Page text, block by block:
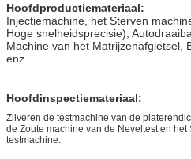
Hoofdproductiemateriaal:
Injectiemachine, het Sterven
Hoge snelheidsprecisie),
Machine van het Matrijzenafgietsel,
enz.
Hoofdinspectiemateriaal:
Zilveren de testmachine van de
de Zoute machine van de Neveltest en
testmachine.